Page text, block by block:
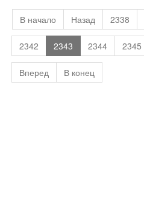
В начало Назад 2338
2342 2343 2344 2345
Вперед В конец